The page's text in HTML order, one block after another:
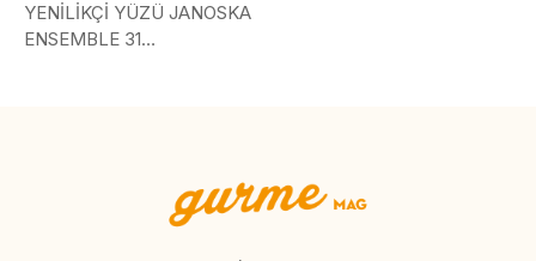
YENİLİKÇİ YÜZÜ JANOSKA
ENSEMBLE 31